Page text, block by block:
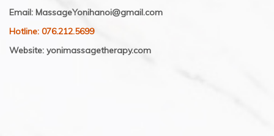
Email: MassageYonihanoi@gmail.com
Hotline: 076.212.5699
Website: yonimassagetherapy.com